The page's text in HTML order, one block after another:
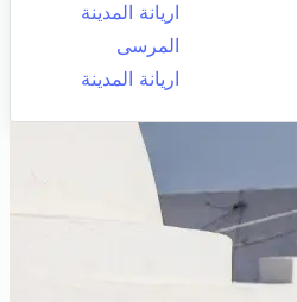
اريانة المدينة
المرسى
اريانة المدينة